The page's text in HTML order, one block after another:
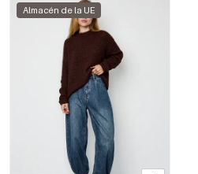
Almacén de la UE